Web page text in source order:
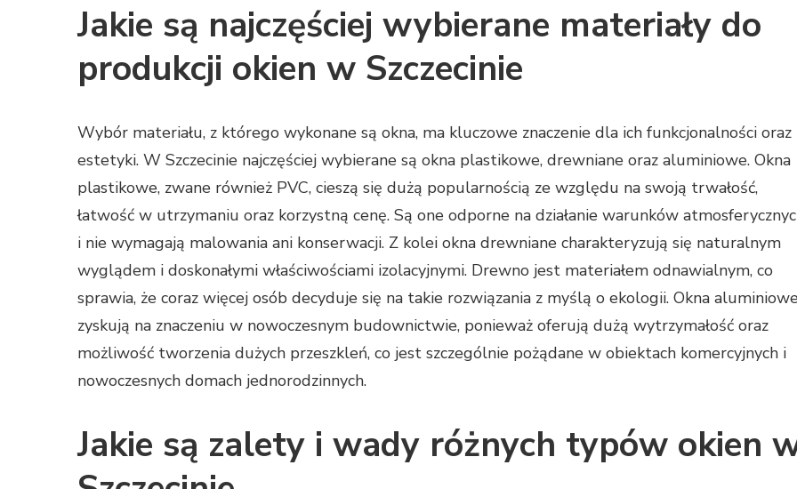
Jakie są najczęściej wybierane materiały do
produkcji okien w Szczecinie
Wybór materiału, z którego wykonane są okna, ma kluczowe znaczenie dla ich funkcjonalności oraz
estetyki. W Szczecinie najczęściej wybierane są okna plastikowe, drewniane oraz aluminiowe. Okna
plastikowe, zwane również PVC, cieszą się dużą popularnością ze względu na swoją trwałość,
łatwość w utrzymaniu oraz korzystną cenę. Są one odporne na działanie warunków
i nie wymagają malowania ani konserwacji. Z kolei okna drewniane charakteryzują się naturalnym
wyglądem i doskonałymi właściwościami izolacyjnymi. Drewno jest materiałem odnawialnym, co
sprawia, że coraz więcej osób decyduje się na takie rozwiązania z myślą o ekologii. Okna
zyskują na znaczeniu w nowoczesnym budownictwie, ponieważ oferują dużą wytrzymałość oraz
możliwość tworzenia dużych przeszkleń, co jest szczególnie pożądane w obiektach komercyjnych i
nowoczesnych domach jednorodzinnych.
Jakie są zalety i wady różnych typów okien